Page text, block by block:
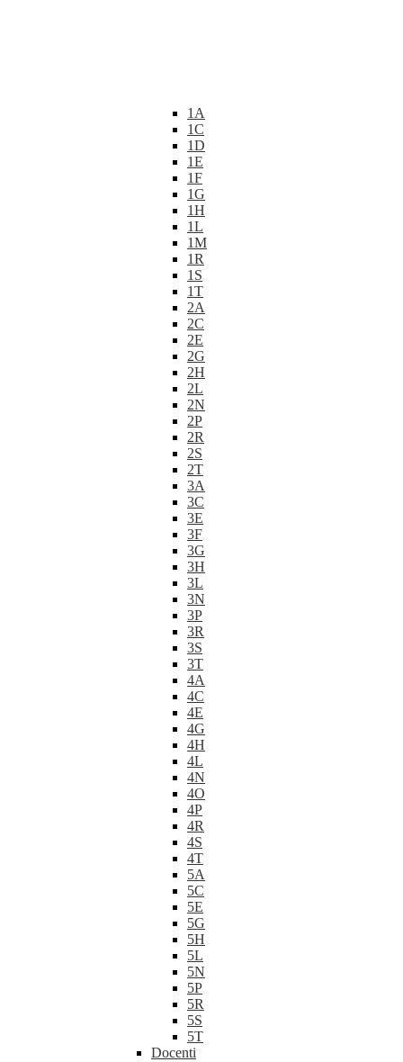
1A
1C
1D
1E
1F
1G
1H
1L
1M
1R
1S
1T
2A
2C
2E
2G
2H
2L
2N
2P
2R
2S
2T
3A
3C
3E
3F
3G
3H
3L
3N
3P
3R
3S
3T
4A
4C
4E
4G
4H
4L
4N
4O
4P
4R
4S
4T
5A
5C
5E
5G
5H
5L
5N
5P
5R
5S
5T
Docenti